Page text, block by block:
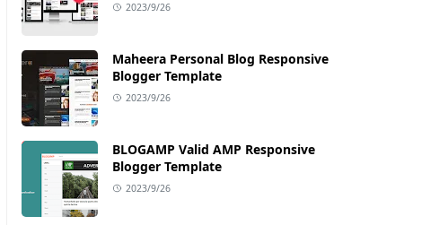
2023/9/26
Maheera Personal Blog Responsive
Blogger Template
2023/9/26
BLOGAMP Valid AMP Responsive
Blogger Template
2023/9/26